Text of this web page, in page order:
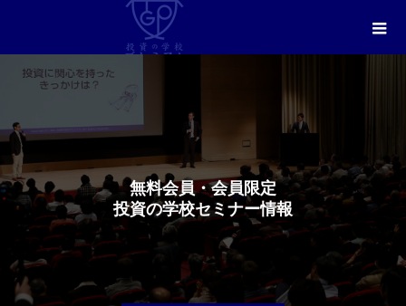
無料会員・会員 限定
投資の学校セミ ナー情報